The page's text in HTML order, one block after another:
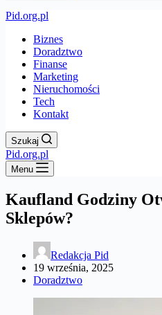
Pid.org.pl
Biznes
Doradztwo
Finanse
Marketing
Nieruchomości
Tech
Kontakt
Szukaj
Pid.org.pl
Menu
Kaufland Godziny
Sklepów?
Redakcja Pid
19 września, 2025
Doradztwo